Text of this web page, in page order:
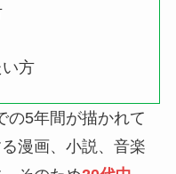
方
の5年間が描かれて
漫画、小説、音楽